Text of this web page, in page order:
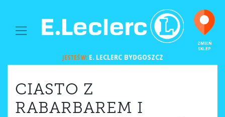
MAIN NAVIGATION
ZMIEŃ
SKLEP
JESTEŚ W:E. LECLERC BYDGOSZCZ
CIASTO Z
RABARBAREM I